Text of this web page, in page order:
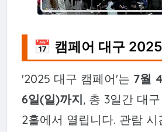
📅 캠페어 대구
'2025 대구 캠페어'는 7월
6일(일)까지, 총 3일간 대
2홀에서 열립니다. 관람 시